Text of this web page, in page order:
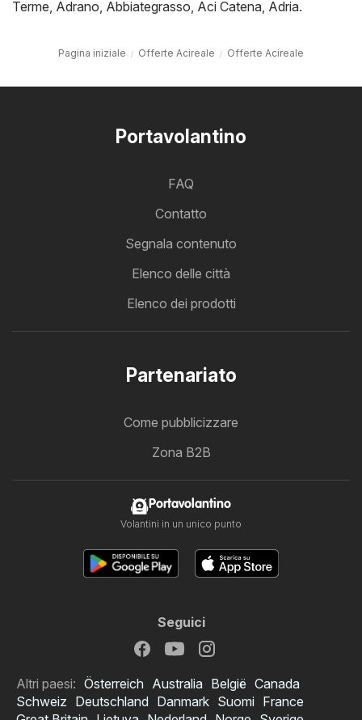
Terme, Adrano, Abbiategrasso, Aci Catena, Adria.
Pagina iniziale Offerte Acireale Offerte Acireale
Portavolantino
FAQ
Contatto
Segnala contenuto
Elenco delle città
Elenco dei prodotti
Partenariato
Come pubblicizzare
Zona B2B
Portavolantino
Volantini in un unico punto
Seguici
Altri paesi: Österreich Australia België Canada
Schweiz Deutschland Danmark Suomi France